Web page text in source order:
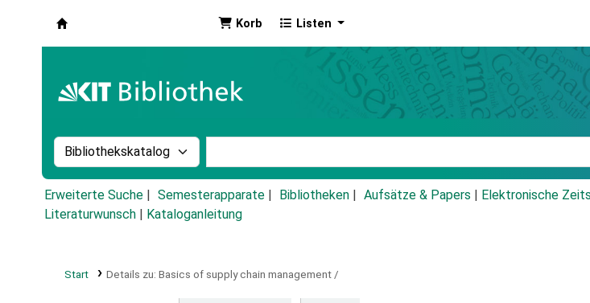
Korb Listen
Suche im Katalog nach:
Erweiterte Suche Semesterapparate Bibliotheken Aufsätze & Papers Elektronische
Literaturwunsch
Kataloganleitung
Start Details zu: Basics of supply chain management /